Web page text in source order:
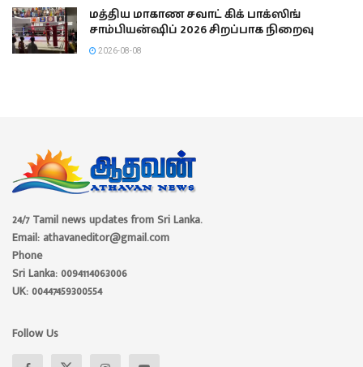
மத்திய மாகாண சவாட் கிக் பாக்ஸிங்
சாம்பியன்ஷிப் 2026 சிறப்பாக நிறைவு
2026-08-08
24/7 Tamil news updates from Sri Lanka.
Email: athavaneditor@gmail.com
Phone
Sri Lanka: 0094114063006
UK: 00447459300554
Follow Us